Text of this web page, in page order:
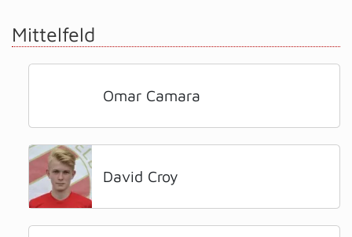
Mittelfeld
Omar Camara
David Croy